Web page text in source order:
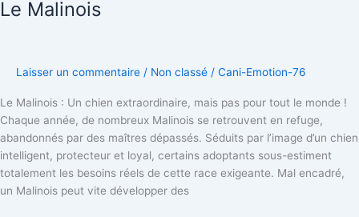
Le Malinois
Laisser un commentaire / Non classé / Cani-Emotion-76
Le Malinois : Un chien extraordinaire, mais pas pour tout le monde !
Chaque année, de nombreux Malinois se retrouvent en refuge,
abandonnés par des maîtres dépassés. Séduits par l’image d’un chien
intelligent, protecteur et loyal, certains adoptants sous-estiment
totalement les besoins réels de cette race exigeante. Mal encadré,
un Malinois peut vite développer des
Le